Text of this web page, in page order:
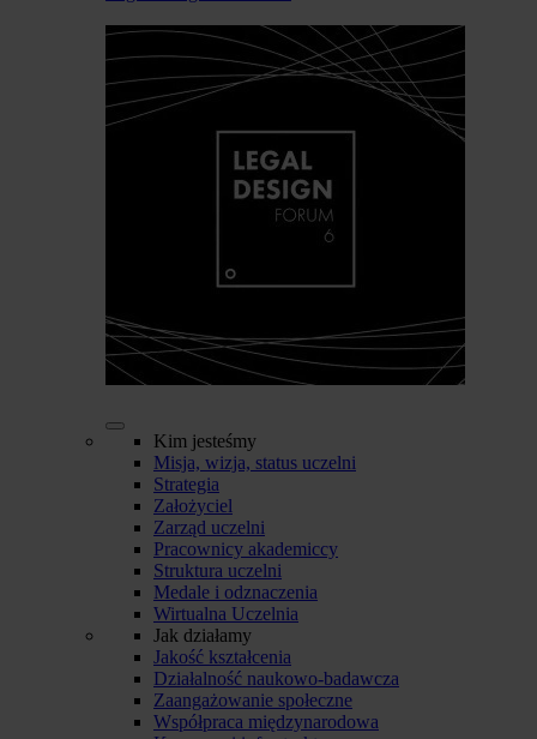
Kim jesteśmy
Misja, wizja, status uczelni
Strategia
Założyciel
Zarząd uczelni
Pracownicy akademiccy
Struktura uczelni
Medale i odznaczenia
Wirtualna Uczelnia
Jak działamy
Jakość kształcenia
Działalność naukowo-badawcza
Zaangażowanie społeczne
Współpraca międzynarodowa